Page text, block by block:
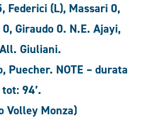
Federici (L), Massari 0,
Giraudo 0. N.E. Ajayi,
Giuliani.
Puecher. NOTE – durata
tot: 94′.
Volley Monza)